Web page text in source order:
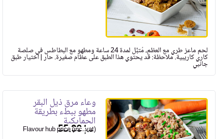
لحم ماعز طري مع العظم، مُتبَّل لمدة 24 ساعة ومطهو مع البطاطس في صلصة
كاري كاريبية. ملاحظة: قد يحتوي هذا الطبق على عظام صغيرة. حار | اختيار طبق
جانبي
وعاء مرق ذيل البقر
مطهو ببطء بطريقة
الجمايكية
55.00
Flavour hub price (inc. vat)